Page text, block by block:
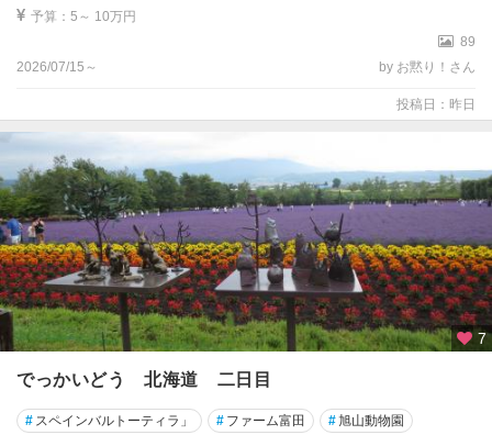
予算：5～ 10万円
89
2026/07/15～
by お黙り！さん
投稿日：昨日
7
でっかいどう 北海道 二日目
# スペインバルトーティラ」 # ファーム富田 #旭山動物園